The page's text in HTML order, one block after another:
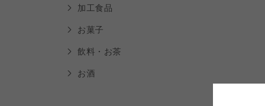
加工食品
お菓子
飲料・お茶
お酒